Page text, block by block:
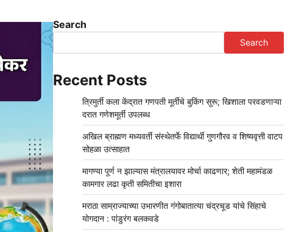
Search
Search
Recent Posts
त्रिमुर्ती कला केंद्रात गणपती मूर्तींचे बुकिंग सुरू; खिशाला परवडणाऱ्या
दरात गणेशमूर्ती उपलब्ध
अखिल ब्राह्मण मध्यवर्ती संस्थेतर्फे विद्यार्थी गुणगौरव व शिष्यवृत्ती वाटप
सोहळा उत्साहात
मागण्या पूर्ण न झाल्यास मंत्रालयावर मोर्चा काढणार; शेती महामंडळ
कामगार लढा कृती समितीचा इशारा
मराठा साम्राज्याच्या उभारणीत गंगोबातात्या चंद्रचूड यांचे सिंहाचे
योगदान : पांडुरंग बलकवडे